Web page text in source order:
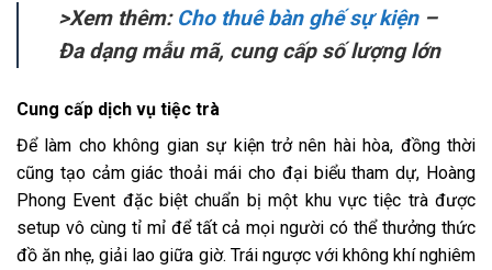
>Xem thêm: Cho thuê bàn ghế sự kiện–
Đa dạng mẫu mã, cung cấp số lượng lớn
Cung cấp dịch vụ tiệc trà
Để làm cho không gian sự kiện trở nên hài hòa, đồng thời
cũng tạo cảm giác thoải mái cho đại biểu tham dự, Hoàng
Phong Event đặc biệt chuẩn bị một khu vực tiệc trà được
setup vô cùng tỉ mỉ để tất cả mọi người có thể thưởng thức
đồ ăn nhẹ, giải lao giữa giờ. Trái ngược với không khí nghiêm